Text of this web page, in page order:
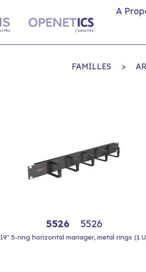
A
FAMILLES >
5526 5526
19" 5-ring horizontal manager, metal rings (1